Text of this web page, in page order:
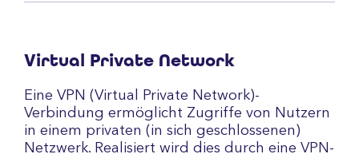
Virtual Private Network
Eine VPN (Virtual Private Network)-
Verbindung ermöglicht Zugriffe von Nutzern
in einem privaten (in sich geschlossenen)
Netzwerk. Realisiert wird dies durch eine VPN-